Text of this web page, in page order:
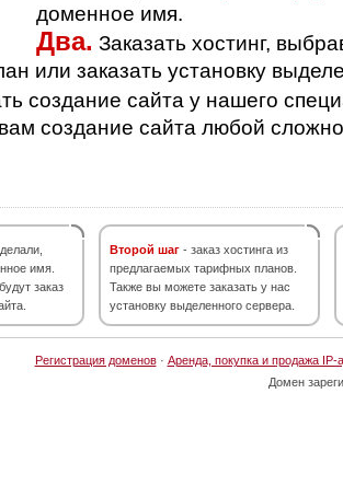
доменное имя.
Два. Заказать хостинг,
или заказать установку
создание сайта у нашего
создание сайта любой
имя.
заказ
Второй шаг - заказ хостинга из
предлагаемых тарифных планов.
Также вы можете заказать у нас
установку выделенного сервера.
Регистрация доменов· Аренда, покупка и продажа IP-
Домен